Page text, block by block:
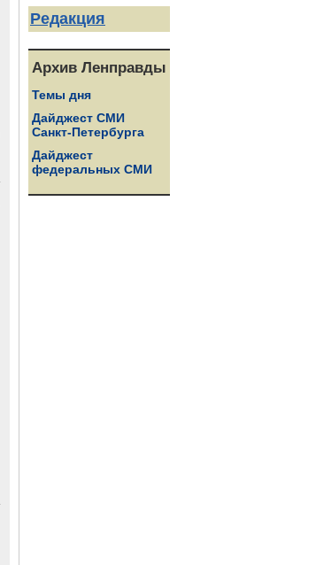
Редакция
Архив Ленправды
Темы дня
Дайджест СМИ
Санкт-Петербурга
Дайджест
федеральных СМИ